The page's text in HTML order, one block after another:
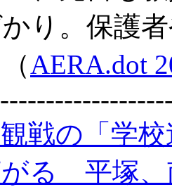
り。保護
AERA.dot
観戦の「学
る 平塚、